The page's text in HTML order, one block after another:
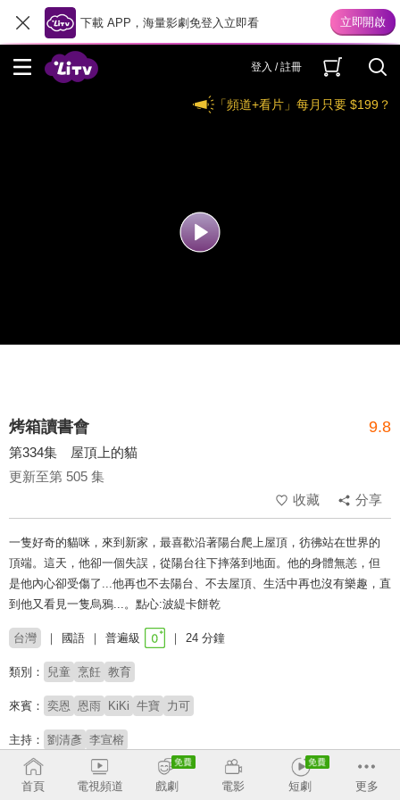
下載 APP，海量影劇免登入立即看
登入 / 註冊
「頻道+看片」每月只要 $199？
烤箱讀書會 9.8
第334集 屋頂上的貓
更新至第 505 集
收藏
分享
一隻好奇的貓咪，來到新家，最喜歡沿著陽台爬上屋頂，彷彿站在世界的
頂端。這天，他卻一個失誤，從陽台往下摔落到地面。他的身體無恙，但
是他內心卻受傷了...他再也不去陽台、不去屋頂、生活中再也沒有樂趣，直
到他又看見一隻烏鴉...。點心:波緹卡餅乾
台灣 國語 普遍級 24 分鐘
類別： 兒童 烹飪 教育
來賓： 奕恩 恩雨 KiKi 牛寶 力可
主持： 劉清彥 李宣榕
首頁 電視頻道 戲劇 電影 短劇 更多